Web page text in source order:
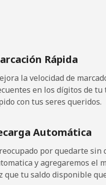
por ⁦$5⁩
min por ⁦$5⁩
Rápida
la velocidad de
en los dígitos de tu
con tus seres queridos.
Automática
por quedarte sin
y agregaremos el
que tu saldo disponible